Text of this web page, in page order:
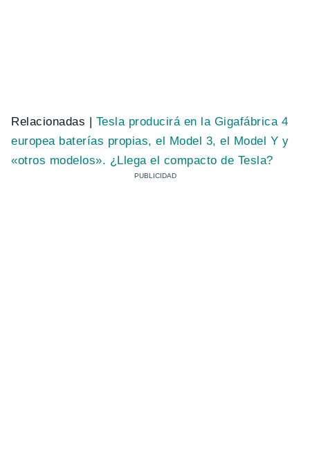
Relacionadas | Tesla producirá en la Gigafábrica 4
europea baterías propias, el Model 3, el Model Y y
«otros modelos». ¿Llega el compacto de Tesla?